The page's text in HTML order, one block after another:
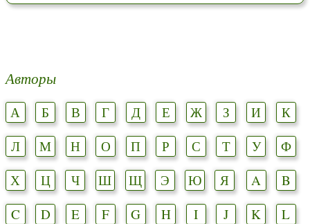
Авторы
А Б В Г Д Е Ж З И
К
Л
М Н О П Р С Т У
Ф
Х
Ц Ч Ш Щ Э Ю Я A
B
C
D E F G H I J K
L